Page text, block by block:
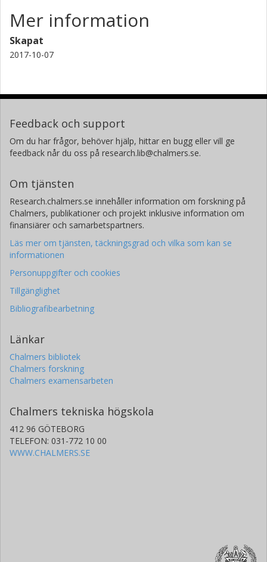
Mer information
Skapat
2017-10-07
Feedback och support
Om du har frågor, behöver hjälp, hittar en bugg eller vill ge
feedback når du oss på research.lib@chalmers.se.
Om tjänsten
Research.chalmers.se innehåller information om forskning på
Chalmers, publikationer och projekt inklusive information om
finansiärer och samarbetspartners.
Läs mer om tjänsten, täckningsgrad och vilka som kan se
informationen
Personuppgifter och cookies
Tillgänglighet
Bibliografibearbetning
Länkar
Chalmers bibliotek
Chalmers forskning
Chalmers examensarbeten
Chalmers tekniska högskola
412 96 GÖTEBORG
TELEFON: 031-772 10 00
WWW.CHALMERS.SE